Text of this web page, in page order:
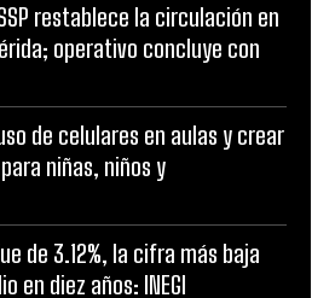
restablece la circulación en
operativo concluye con
de celulares en aulas y crear
niñas, niños y
de 3.12%, la cifra más baja
en diez años: INEGI